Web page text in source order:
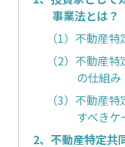
事業法とは？
（1）不動産
（2）不動産
の仕組み
（3）不動産
すべきケ
2、不動産特定共